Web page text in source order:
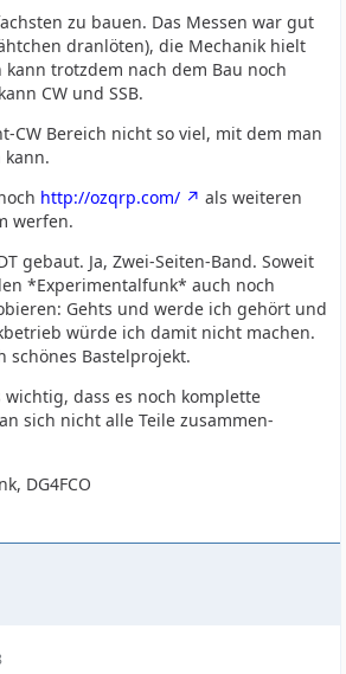
zu bauen. Das Messen war gut
dranlöten), die Mechanik hielt
kann trotzdem nach dem Bau noch
CW und SSB.
CW Bereich nicht so viel, mit dem man
http://ozqrp.com/
als weiteren
werfen.
gebaut. Ja, Zwei-Seiten-Band. Soweit
*Experimentalfunk* auch noch
Gehts und werde ich gehört und
würde ich damit nicht machen.
schönes Bastelprojekt.
wichtig, dass es noch komplette
sich nicht alle Teile zusammen-
DG4FCO